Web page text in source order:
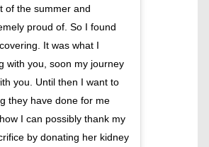
of the summer and
proud of. So I found
It was what I
with you, soon my journey
you. Until then I want to
they have done for me
I can possibly thank my
by donating her kidney